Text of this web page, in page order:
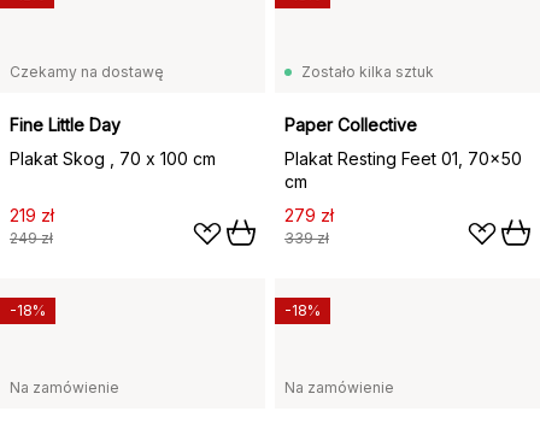
Czekamy na dostawę
Fine Little Day
Plakat Skog , 70 x 100 cm
219 zł
249 zł
Zostało kilka sztuk
Paper Collective
Plakat Resting Feet 01, 70x50
cm
279 zł
339 zł
Na zamówienie
-18%
Na zamówienie
-18%